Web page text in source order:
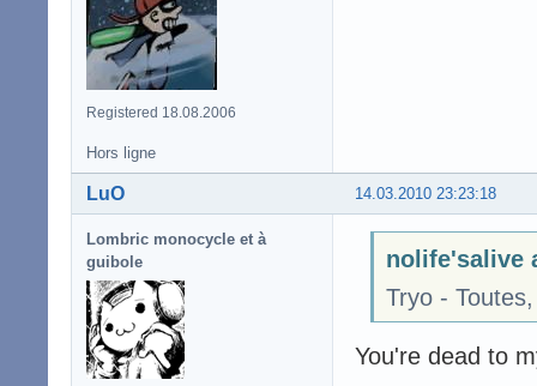
Registered 18.08.2006
Hors ligne
14.03.2010 23:23:18
LuO
Lombric monocycle et à
guibole
nolife'salive
Tryo -
You're dead to